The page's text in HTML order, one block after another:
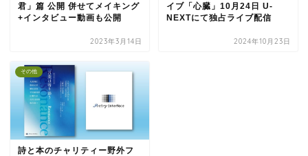
君」篇 公開 併せてメイキング
+インタビュー動画も公開
2023年3月14日
イブ「心臓」10月24日 U-
NEXTにて独占ライブ配信
2024年10月23日
その他
詩と本のチャリティー野外フ